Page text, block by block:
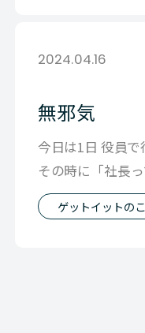
2024.04.16
無邪気
今日は1日 役員で
その時に「社長
んですね」とい
ゲットイットの